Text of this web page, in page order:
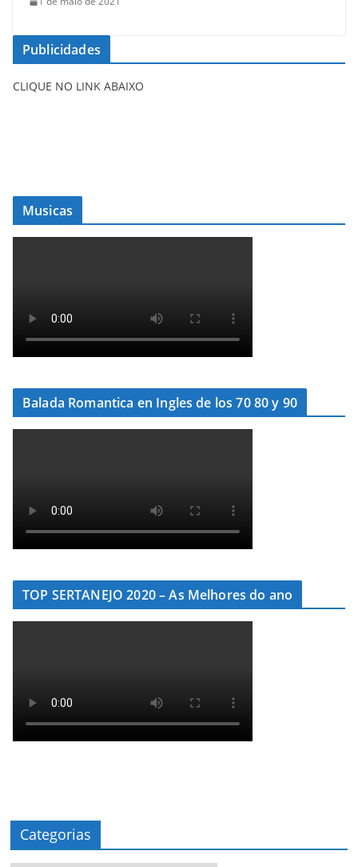
Publicidades
CLIQUE NO LINK ABAIXO
Musicas
Balada Romantica en Ingles de los 70 80 y 90
TOP SERTANEJO 2020 – As Melhores do ano
Categorias